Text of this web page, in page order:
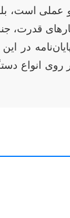
عملی است،
قدرت،
انواع